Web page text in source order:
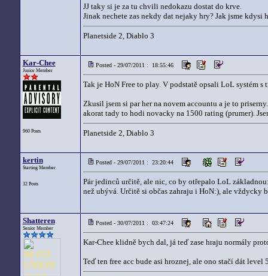
JJ taky si je za tu chvili nedokazu dostat do krve.
Jinak nechete zas nekdy dat nejaky hry? Jak jsme kdysi
Planetside 2, Diablo 3
Kar-Chee
Junior Member
960 Posts
Posted - 29/07/2011 : 18:55:46
Tak je HoN Free to play. V podstatě opsali LoL systém
Zkusil jsem si par her na novem accountu a je to
akorat tady to hodi novacky na 1500 rating (prumer).
Planetside 2, Diablo 3
kertin
Starting Member
32 Posts
Posted - 29/07/2011 : 23:20:44
Pár jedinců určitě, ale nic, co by otřepalo LoL
než ubývá. Určitě si občas zahraju i HoN:), ale vždycky
Shatteren
Senior Member
Posted - 30/07/2011 : 03:47:24
Kar-Chee klidně bych dal, já teď zase hraju normály
Teď ten free acc bude asi hroznej, ale ono stačí dát